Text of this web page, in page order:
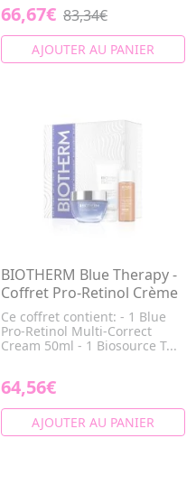
66,67€ 83,34€
AJOUTER AU PANIER
BIOTHERM Blue Therapy -
Coffret Pro-Retinol Crème
Ce coffret contient: - 1 Blue
Pro-Retinol Multi-Correct
Cream 50ml - 1 Biosource T...
64,56€
AJOUTER AU PANIER